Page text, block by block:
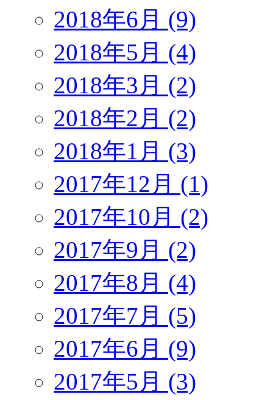
2018年6月 (9)
2018年5月 (4)
2018年3月 (2)
2018年2月 (2)
2018年1月 (3)
2017年12月 (1)
2017年10月 (2)
2017年9月 (2)
2017年8月 (4)
2017年7月 (5)
2017年6月 (9)
2017年5月 (3)